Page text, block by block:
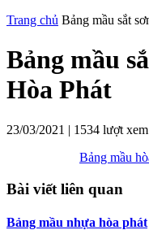
Trang chủ Bảng mầu sắt
Bảng mầu
Hòa Phát
23/03/2021 | 1534 lượt xem
Bảng mầu
Bài viết liên quan
Bảng mầu nhựa hòa phát